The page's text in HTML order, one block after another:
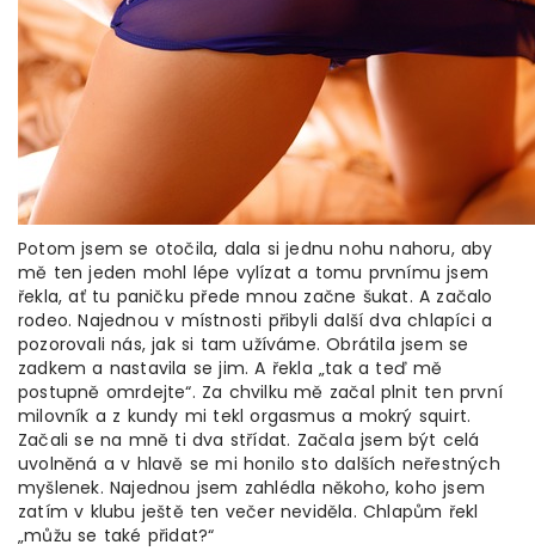
Potom jsem se otočila, dala si jednu nohu nahoru, aby
mě ten jeden mohl lépe vylízat a tomu prvnímu jsem
řekla, ať tu paničku přede mnou začne šukat. A začalo
rodeo. Najednou v místnosti přibyli další dva chlapíci a
pozorovali nás, jak si tam užíváme. Obrátila jsem se
zadkem a nastavila se jim. A řekla „tak a teď mě
postupně omrdejte“. Za chvilku mě začal plnit ten první
milovník a z kundy mi tekl orgasmus a mokrý squirt.
Začali se na mně ti dva střídat. Začala jsem být celá
uvolněná a v hlavě se mi honilo sto dalších neřestných
myšlenek. Najednou jsem zahlédla někoho, koho jsem
zatím v klubu ještě ten večer neviděla. Chlapům řekl
„můžu se také přidat?“